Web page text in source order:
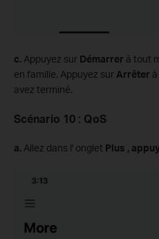
c. Appuyez sur Démarrer à tout
en famille. Appuyez sur Arrêter
avez terminé.
Scénario 10 : QoS
a. Allez dans l' onglet Plus ,